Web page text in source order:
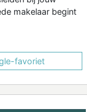
makelaar begint
favoriet